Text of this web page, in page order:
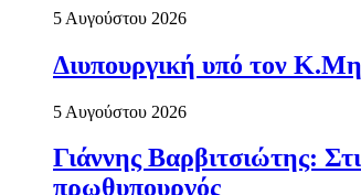
5 Αυγούστου 2026
Διυπουργική υπό τον
5 Αυγούστου 2026
Γιάννης Βαρβιτσιώτης:
πρωθυπουργός